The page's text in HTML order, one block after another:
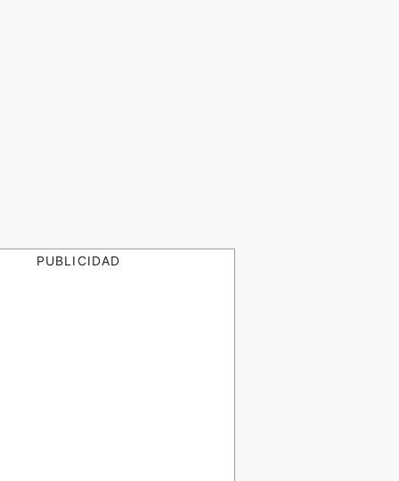
PUBLICIDAD